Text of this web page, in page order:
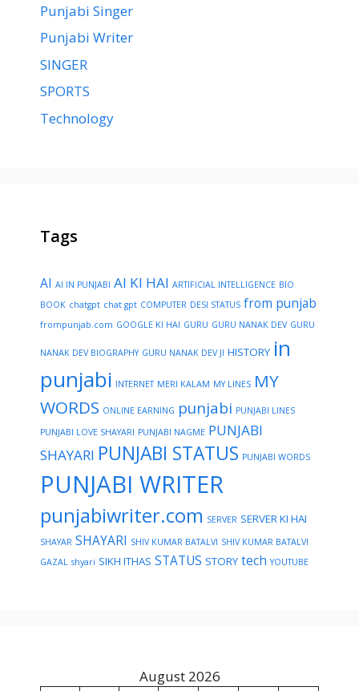
Punjabi Singer
Punjabi Writer
SINGER
SPORTS
Technology
Tags
AI AI IN PUNJABI AI KI HAI ARTIFICIAL INTELLIGENCE BIO
BOOK chatgpt chat gpt COMPUTER DESI STATUS from punjab
frompunjab.com GOOGLE KI HAI GURU GURU NANAK DEV GURU
NANAK DEV BIOGRAPHY GURU NANAK DEV JI HISTORY in
punjabi INTERNET MERI KALAM MY LINES MY
WORDS ONLINE EARNING punjabi PUNJABI LINES
PUNJABI LOVE SHAYARI PUNJABI NAGME PUNJABI
SHAYARI PUNJABI STATUS PUNJABI WORDS
PUNJABI WRITER
punjabiwriter.com SERVER SERVER KI HAI
SHAYAR SHAYARI SHIV KUMAR BATALVI SHIV KUMAR BATALVI
GAZAL shyari SIKH ITHAS STATUS STORY tech YOUTUBE
August 2026